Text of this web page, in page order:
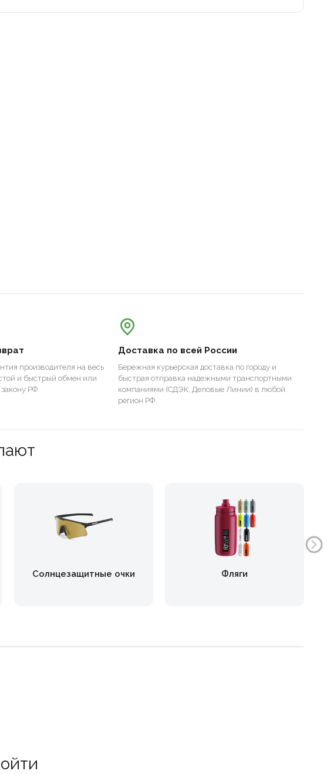
производителя на весь
и быстрый обмен или
РФ.
Доставка по всей России
Бережная курьерская доставка по городу и
быстрая отправка надежными транспортными
компаниями (СДЭК, Деловые Линии) в любой
регион РФ.
Солнцезащитные очки Фляги